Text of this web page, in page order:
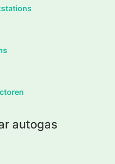
autogas